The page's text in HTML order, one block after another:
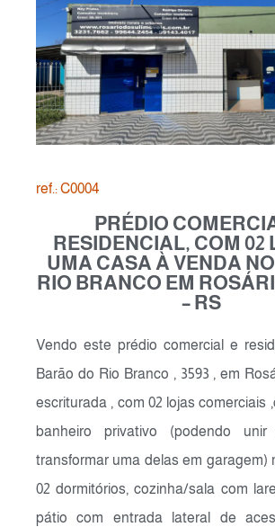
ref.: C0004
PRÉDIO
RESIDENCIAL, COM 02
UMA CASA À VENDA
RIO BRANCO EM
– RS
Vendo este prédio comercial e
Barão do Rio Branco , 3593 , em
escriturada , com 02 lojas comerciais
banheiro privativo (podendo
transformar uma delas em garagem)
02 dormitórios, cozinha/sala com
pátio com entrada lateral de